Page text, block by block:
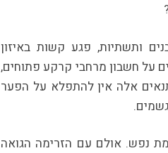
ותשתיות, פגע קשות באיזון
על חשבון מרחבי קרקע פתוחים,
אלה אין להתפלא על הפער
נפש. אולם עם הזרימה הגואה